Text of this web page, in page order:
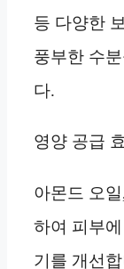
등 다양한
풍부한 수
다.
영양 공급
아몬드 오
하여 피부
기를 개선